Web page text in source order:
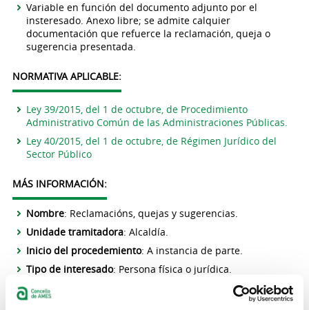
Variable en función del documento adjunto por el
insteresado. Anexo libre; se admite calquier
documentación que refuerce la reclamación, queja o
sugerencia presentada.
NORMATIVA APLICABLE:
Ley 39/2015, del 1 de octubre, de Procedimiento
Administrativo Común de las Administraciones Públicas.
Ley 40/2015, del 1 de octubre, de Régimen Jurídico del
Sector Público
MÁS INFORMACIÓN:
Nombre: Reclamacións, quejas y sugerencias.
Unidade tramitadora: Alcaldía.
Inicio del procedemiento: A instancia de parte.
Tipo de interesado: Persona física o jurídica.
Órgano de resolución